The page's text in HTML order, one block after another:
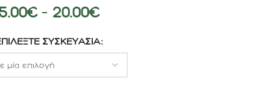
€ – 20.00€
ΣΥΣΚΕΥΑΣΊΑ